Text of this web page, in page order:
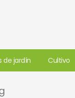
de jardín Cultivo